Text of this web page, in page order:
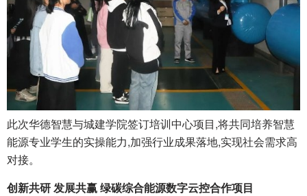
此次华德智慧与城建学院签订培训中心项目,将共同培养智慧
能源专业学生的实操能力,加强行业成果落地,实现社会需求高
对接。
创新共研 发展共赢 绿碳综合能源数字云控合作项目